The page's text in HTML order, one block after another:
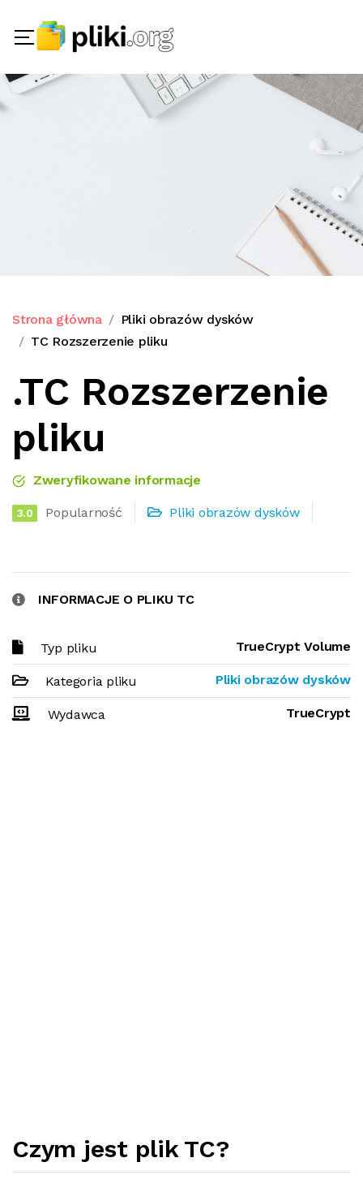
Strona główna
Pliki obrazów dysków
TC Rozszerzenie pliku
.TC Rozszerzenie
pliku
Zweryfikowane informacje
3.0 Popularność Pliki obrazów dysków
INFORMACJE O PLIKU TC
Typ pliku TrueCrypt Volume
Kategoria pliku Pliki obrazów dysków
Wydawca TrueCrypt
Czym jest plik TC?